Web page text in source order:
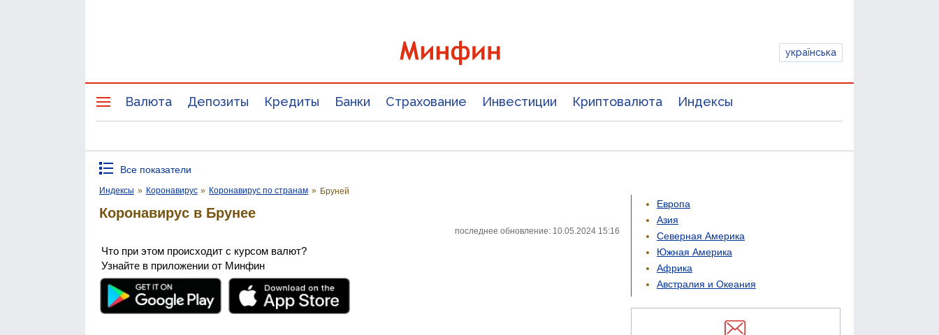
українська
Валюта Депозиты Кредиты Банки Страхование Инвестиции Криптовалюта Индексы
Все показатели
Индексы » Коронавирус » Коронавирус по странам » Бруней
Коронавирус в Брунее
последнее обновление: 10.05.2024 15:16
Что при этом происходит с курсом валют?
Узнайте в приложении от Минфин
Европа
Азия
Северная Америка
Южная Америка
Африка
Австралия и Океания